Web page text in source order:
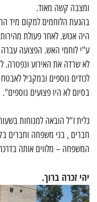
ומצבה קשה מאוד.
בהגעת הלוחמים למקום מיד
היה אנוש. לאחר פעולת
ע"י לוחמי האש. הפצועה עברה
לא שרדה את האירוע ונפטרה.
לכודים נוספים ובמקביל
בסיום לא היו פצועים נוספים".
גלית ז"ל הובאה למנוחות
חברים , בני משפחה וחברים
המשפחה – מלווים אותה
יהי זכרה ברוך.